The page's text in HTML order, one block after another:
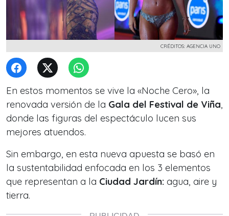
CRÉDITOS: AGENCIA UNO
En estos momentos se vive la «Noche Cero», la
renovada versión de la Gala del Festival de Viña,
donde las figuras del espectáculo lucen sus
mejores atuendos.
Sin embargo, en esta nueva apuesta se basó en
la sustentabilidad enfocada en los 3 elementos
que representan a la Ciudad Jardín: agua, aire y
tierra.